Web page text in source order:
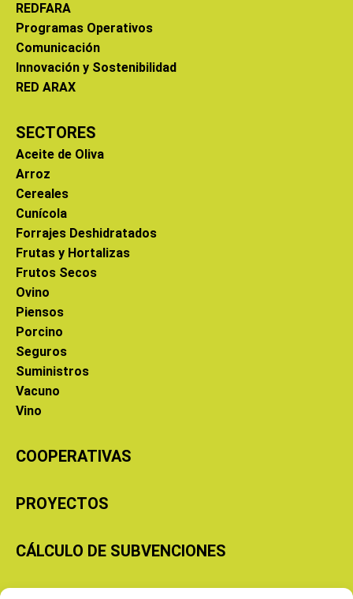
REDFARA
Programas Operativos
Comunicación
Innovación y Sostenibilidad
RED ARAX
SECTORES
Aceite de Oliva
Arroz
Cereales
Cunícola
Forrajes Deshidratados
Frutas y Hortalizas
Frutos Secos
Ovino
Piensos
Porcino
Seguros
Suministros
Vacuno
Vino
COOPERATIVAS
PROYECTOS
CÁLCULO DE SUBVENCIONES